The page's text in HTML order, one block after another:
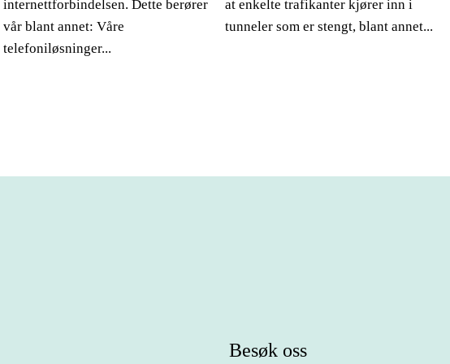
internettforbindelsen. Dette berører
vår blant annet: Våre
telefoniløsninger...
at enkelte trafikanter kjører inn i
tunneler som er stengt, blant annet...
Besøk oss